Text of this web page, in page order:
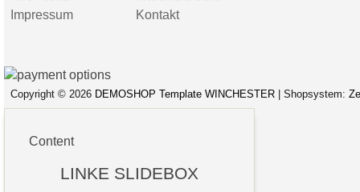
Impressum
Kontakt
Copyright © 2026 DEMOSHOP Template WINCHESTER | Shopsystem:
Content
LINKE SLIDEBOX